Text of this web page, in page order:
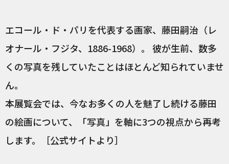
エコール・ド・パリを代表する画家、藤田嗣治（レ
オナール・フジタ、1886-1968）。 彼が生前、数多
くの写真を残していたことはほとんど知られていませ
ん。
本展覧会では、今なお多くの人を魅了し続ける藤田
の絵画について、「写真」を軸に3つの視点から再考
します。［公式サイトより］